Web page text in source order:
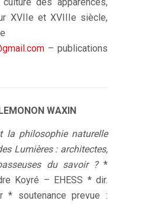
XVIIe et XVIIIe siècle,
– publications
WAXIN
la philosophie naturelle
Lumières : architectes,
du savoir ? *
Koyré – EHESS * dir.
* soutenance prevue :